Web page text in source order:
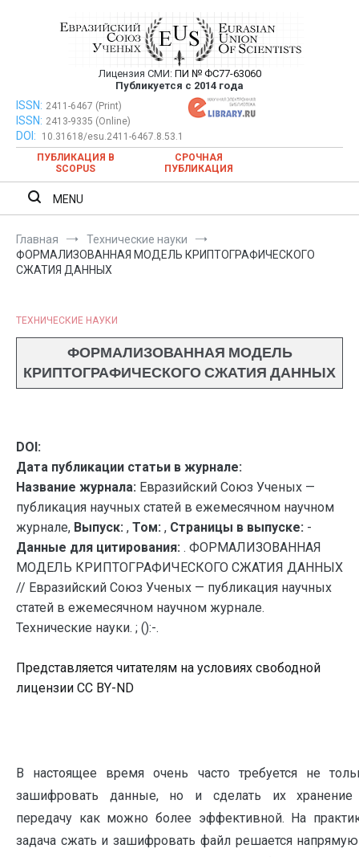
Евразийский Союз Ученых —
публикация научных статей в
ежемесячном научном журнале
Лицензия СМИ: ПИ № ФС77-63060
Публикуется с 2014 года
Евразийский Союз Ученых — публикация научных статей в
ежемесячном научном журнале
ISSN: 2411-6467 (Print)
ISSN: 2413-9335 (Online)
DOI:
10.31618/esu.2411-6467.8.53.1
ПУБЛИКАЦИЯ В
SCOPUS
СРОЧНАЯ
ПУБЛИКАЦИЯ
MENU
Главная
Технические науки
ФОРМАЛИЗОВАННАЯ МОДЕЛЬ КРИПТОГРАФИЧЕСКОГО
СЖАТИЯ ДАННЫХ
ТЕХНИЧЕСКИЕ НАУКИ
ФОРМАЛИЗОВАННАЯ МОДЕЛЬ
КРИПТОГРАФИЧЕСКОГО СЖАТИЯ ДАННЫХ
DOI:
Дата публикации статьи в журнале:
Название журнала: Евразийский Союз Ученых —
публикация научных статей в ежемесячном научном
журнале, Выпуск: , Том: , Страницы в выпуске: -
Данные для цитирования: . ФОРМАЛИЗОВАННАЯ
МОДЕЛЬ КРИПТОГРАФИЧЕСКОГО СЖАТИЯ ДАННЫХ
// Евразийский Союз Ученых — публикация научных
статей в ежемесячном научном журнале.
Технические науки. ; ():-.
Представляется читателям на условиях свободной
лицензии CC BY-ND
В настоящее время очень часто требуется не
зашифровать данные, но и сделать их
передачу как можно более эффективной. На
задача сжать и зашифровать файл решается